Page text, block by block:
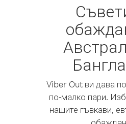
Viber Out ви дава
по-малко пари.
нашите гъвкави,